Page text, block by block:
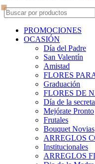
PROMOCIONES
OCASIÓN
Día del Padre
San Valentín
Amistad
FLORES
Graduación
FLORES DE
Día de la
Mejórate Pronto
Frutales
Bouquet Novias
ARREGLOS
Institucionales
ARREGLOS